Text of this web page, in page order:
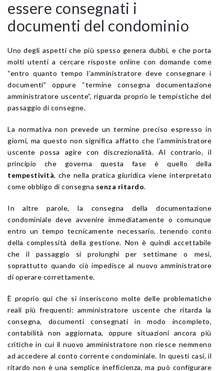
essere consegnati i
documenti del condominio
Uno degli aspetti che più spesso genera dubbi, e che porta
molti utenti a cercare risposte online con domande come
“entro quanto tempo l’amministratore deve consegnare i
documenti” oppure “termine consegna documentazione
amministratore uscente”, riguarda proprio le tempistiche del
passaggio di consegne.
La normativa non prevede un termine preciso espresso in
giorni, ma questo non significa affatto che l’amministratore
uscente possa agire con discrezionalità. Al contrario, il
principio che governa questa fase è quello della
tempestività, che nella pratica giuridica viene interpretato
come obbligo di consegna senza ritardo.
In altre parole, la consegna della documentazione
condominiale deve avvenire immediatamente o comunque
entro un tempo tecnicamente necessario, tenendo conto
della complessità della gestione. Non è quindi accettabile
che il passaggio si prolunghi per settimane o mesi,
soprattutto quando ciò impedisce al nuovo amministratore
di operare correttamente.
È proprio qui che si inseriscono molte delle problematiche
reali più frequenti: amministratore uscente che ritarda la
consegna, documenti consegnati in modo incompleto,
contabilità non aggiornata, oppure situazioni ancora più
critiche in cui il nuovo amministratore non riesce nemmeno
ad accedere al conto corrente condominiale. In questi casi, il
ritardo non è una semplice inefficienza, ma può configurare